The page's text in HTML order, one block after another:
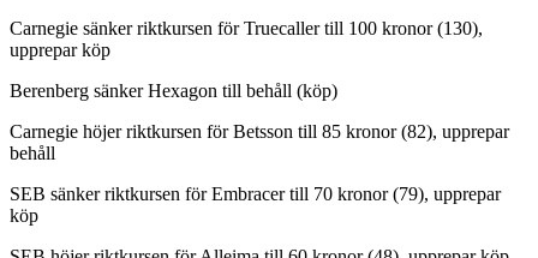
Carnegie sänker riktkursen för Truecaller till 100 kronor (130),
upprepar köp
Berenberg sänker Hexagon till behåll (köp)
Carnegie höjer riktkursen för Betsson till 85 kronor (82), upprepar
behåll
SEB sänker riktkursen för Embracer till 70 kronor (79), upprepar
köp